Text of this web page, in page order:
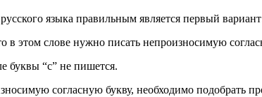
языка правильным является первый
в этом слове нужно писать непроизносимую
буквы “с” не пишется.
согласную букву, необходимо подобрать